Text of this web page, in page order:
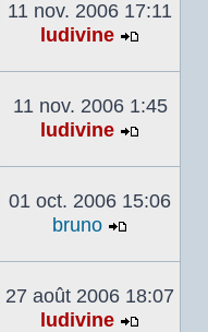
11 nov. 2006 17:11
ludivine
le
dernier
11 nov. 2006 1:45
ludivine
le
dernier
01 oct. 2006 15:06
bruno
le
dernier
message
27 août 2006 18:07
ludivine